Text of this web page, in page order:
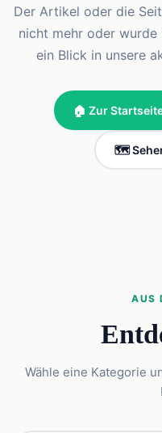
Der Artikel oder die
nicht mehr oder
ein Blick in unsere
🏠 Zur
🗺️
AUS
Wähle eine Kategorie